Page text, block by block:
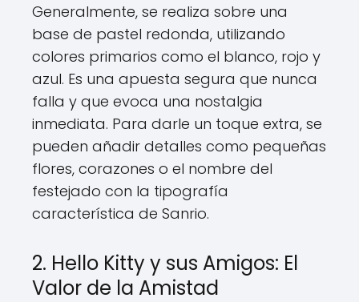
Generalmente, se realiza sobre una
base de pastel redonda, utilizando
colores primarios como el blanco, rojo y
azul. Es una apuesta segura que nunca
falla y que evoca una nostalgia
inmediata. Para darle un toque extra, se
pueden añadir detalles como pequeñas
flores, corazones o el nombre del
festejado con la tipografía
característica de Sanrio.
2. Hello Kitty y sus Amigos: El
Valor de la Amistad